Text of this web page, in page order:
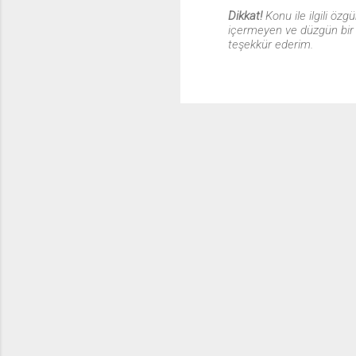
Y
o
Dikkat!Konu ile ilgili
içermeyen ve düzgün bir
teşekkür ederim.